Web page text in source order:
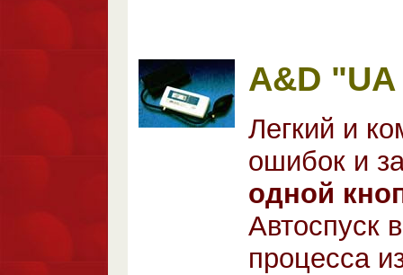
A&D
Легкий и
ошибок и
одной
Автоспуск
процесса